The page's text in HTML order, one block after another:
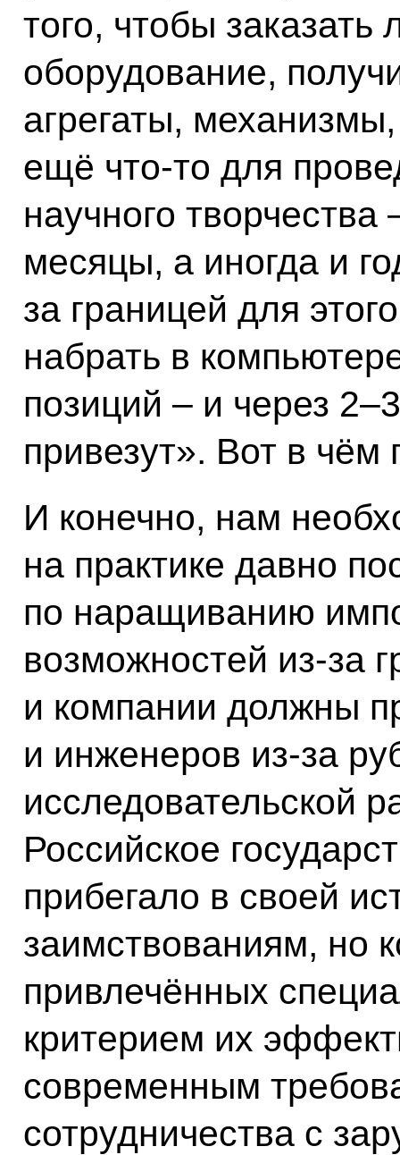
того, чтобы заказать
оборудование,
агрегаты,
ещё что‑то для
научного творчества
месяцы, а иногда и
за границей для
набрать в
позиций – и через
привезут». Вот в чём
И конечно, нам
на практике давно
по наращиванию
возможностей из‑за
и компании должны
и инженеров из‑за
исследовательской
Российское
прибегало в своей
заимствованиям, но
привлечённых
критерием их
современным
сотрудничества с